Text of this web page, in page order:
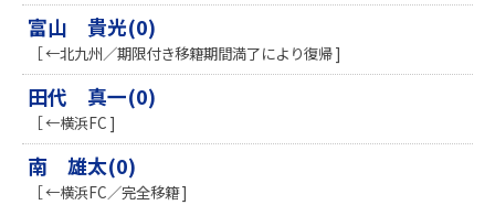
富山 貴光(0)
［ ←北九州／期限付き移籍期間満了により復帰 ]
田代 真一(0)
［ ←横浜FC ]
南 雄太(0)
［ ←横浜FC／完全移籍 ]